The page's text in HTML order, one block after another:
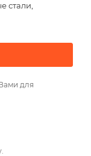
стали,
для